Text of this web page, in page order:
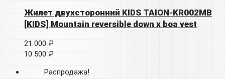
Жилет двухсторонний KIDS TAION-KR002MB
[KIDS] Mountain reversible down x boa vest
21 000 ₽
10 500 ₽
Распродажа!